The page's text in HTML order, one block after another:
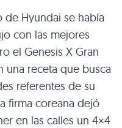
de Hyundai se había
con las mejores
el Genesis X Gran
una receta que busca
referentes de su
firma coreana dejó
en las calles un 4×4